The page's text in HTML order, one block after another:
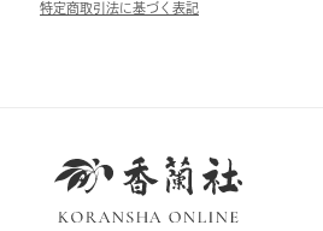
特定商取引法に基づく表記